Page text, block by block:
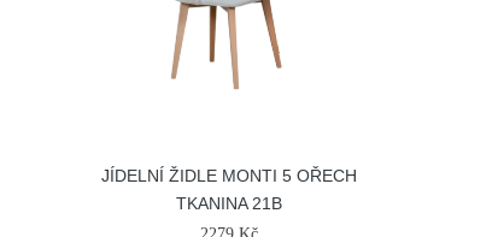
JÍDELNÍ ŽIDLE MONTI 5 OŘECH
TKANINA 21B